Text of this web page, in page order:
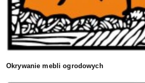
Okrywanie mebli ogrodowych